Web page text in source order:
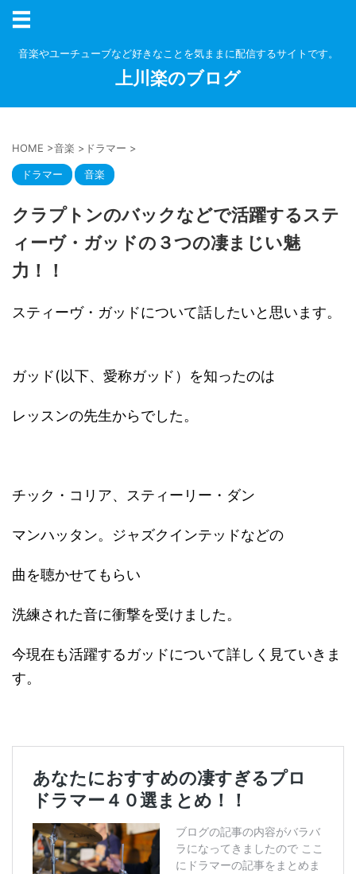
音楽やユーチューブなど好きなことを気ままに配信するサイトです。
上川楽のブログ
HOME >音楽 > ドラマー >
ドラマー 音楽
クラプトンのバックなどで活躍するステ
ィーヴ・ガッドの３つの凄まじい魅
力！！
スティーヴ・ガッドについて話したいと思います。
ガッド(以下、愛称ガッド）を知ったのは
レッスンの先生からでした。
チック・コリア、スティーリー・ダン
マンハッタン。ジャズクインテッドなどの
曲を聴かせてもらい
洗練された音に衝撃を受けました。
今現在も活躍するガッドについて詳しく見ていきま
す。